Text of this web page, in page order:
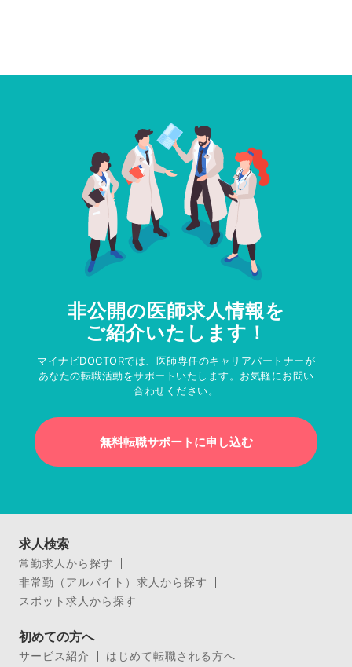
非公開の医師求人情報を
ご紹介いたします！
マイナビDOCTORでは、医師専任のキャリアパートナーが
あなたの転職活動をサポートいたします。お気軽にお問い
合わせください。
無料転職サポートに申し込む
求人検索
常勤求人から探す
非常勤（アルバイト）求人から探す
スポット求人から探す
初めての方へ
サービス紹介
はじめて転職される方へ